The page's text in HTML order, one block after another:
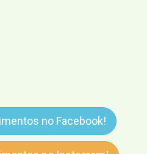
no Facebook!